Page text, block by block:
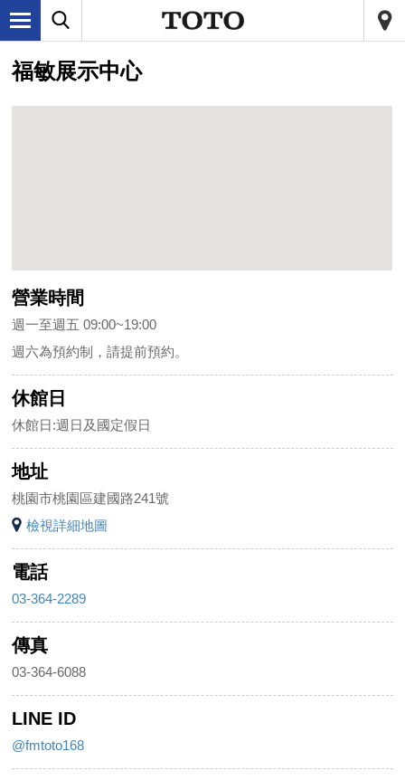
福敏展示中心
營業時間
週一至週五 09:00~19:00
週六為預約制，請提前預約。
休館日
休館日:週日及國定假日
地址
桃園市桃園區建國路241號
檢視詳細地圖
電話
03-364-2289
傳真
03-364-6088
LINE ID
@fmtoto168